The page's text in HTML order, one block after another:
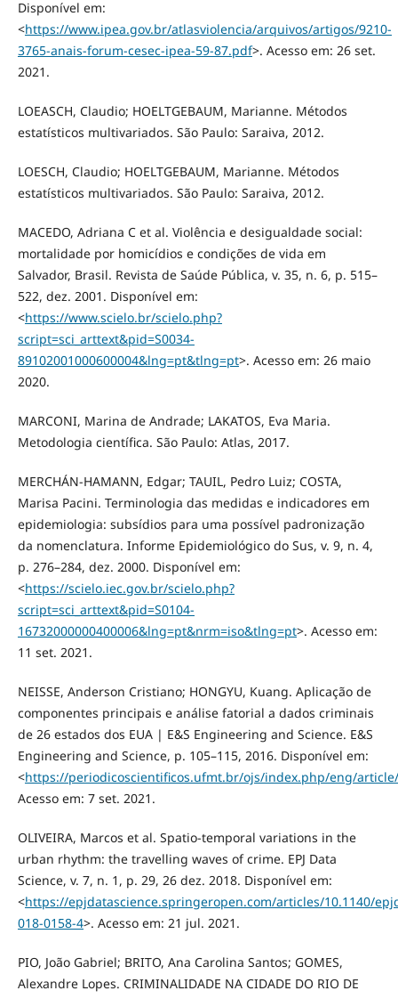
Disponível em:
<https://www.ipea.gov.br/atlasviolencia/arquivos/artigos/9210-
3765-anais-forum-cesec-ipea-59-87.pdf>. Acesso em: 26 set.
2021.
LOEASCH, Claudio; HOELTGEBAUM, Marianne. Métodos
estatísticos multivariados. São Paulo: Saraiva, 2012.
LOESCH, Claudio; HOELTGEBAUM, Marianne. Métodos
estatísticos multivariados. São Paulo: Saraiva, 2012.
MACEDO, Adriana C et al. Violência e desigualdade social:
mortalidade por homicídios e condições de vida em
Salvador, Brasil. Revista de Saúde Pública, v. 35, n. 6, p. 515–
522, dez. 2001. Disponível em:
<https://www.scielo.br/scielo.php?
script=sci_arttext&pid=S0034-
89102001000600004&lng=pt&tlng=pt>. Acesso em: 26 maio
2020.
MARCONI, Marina de Andrade; LAKATOS, Eva Maria.
Metodologia científica. São Paulo: Atlas, 2017.
MERCHÁN-HAMANN, Edgar; TAUIL, Pedro Luiz; COSTA,
Marisa Pacini. Terminologia das medidas e indicadores em
epidemiologia: subsídios para uma possível padronização
da nomenclatura. Informe Epidemiológico do Sus, v. 9, n. 4,
p. 276–284, dez. 2000. Disponível em:
<https://scielo.iec.gov.br/scielo.php?
script=sci_arttext&pid=S0104-
16732000000400006&lng=pt&nrm=iso&tlng=pt>. Acesso em:
11 set. 2021.
NEISSE, Anderson Cristiano; HONGYU, Kuang. Aplicação de
componentes principais e análise fatorial a dados criminais
de 26 estados dos EUA | E&S Engineering and Science. E&S
Engineering and Science, p. 105–115, 2016. Disponível em:
<https://periodicoscientificos.ufmt.br/ojs/index.php/eng/
Acesso em: 7 set. 2021.
OLIVEIRA, Marcos et al. Spatio-temporal variations in the
urban rhythm: the travelling waves of crime. EPJ Data
Science, v. 7, n. 1, p. 29, 26 dez. 2018. Disponível em:
<https://epjdatascience.springeropen.com/articles/10.1140/
018-0158-4>. Acesso em: 21 jul. 2021.
PIO, João Gabriel; BRITO, Ana Carolina Santos; GOMES,
Alexandre Lopes. CRIMINALIDADE NA CIDADE DO RIO DE